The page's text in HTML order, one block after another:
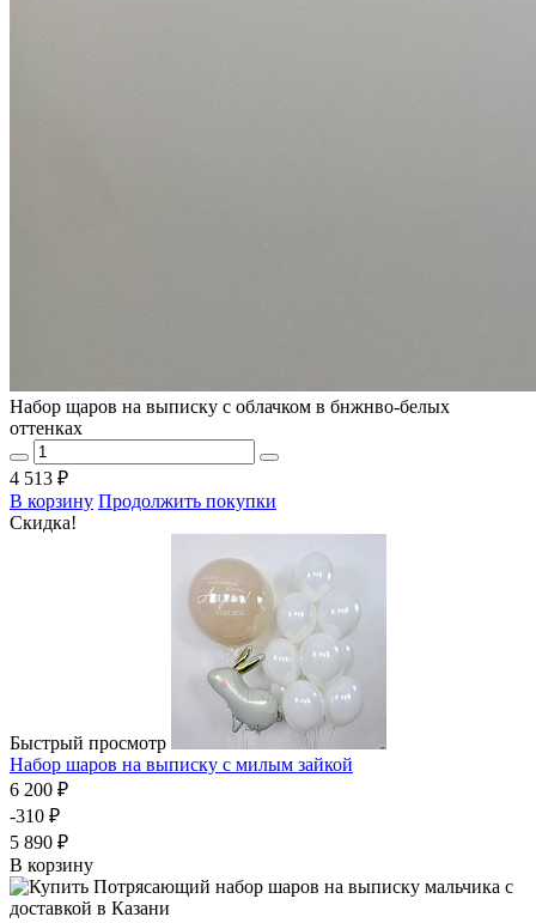
Набор щаров на выписку с облачком в бнжнво-белых
оттенках
4 513 ₽
В корзину Продолжить покупки
Скидка!
Быстрый просмотр
Набор шаров на выписку с милым зайкой
6 200 ₽
-310 ₽
5 890 ₽
В корзину